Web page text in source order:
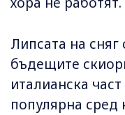
Липсата на сняг
бъдещите
италианска
популярна сред